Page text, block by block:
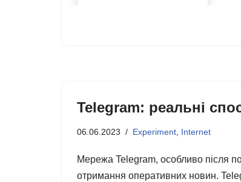
Telegram: реальні
06.06.2023 Experiment Internet
Мережа Telegram, особливо після
отримання оперативних новин.